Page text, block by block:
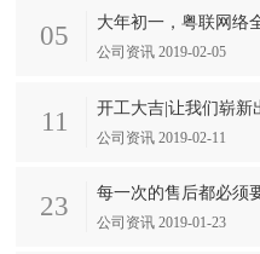
05 大年初一，粤联网络
公司资讯 2019-02-05
11 开工大吉|让我们崭新
公司资讯 2019-02-11
23 每一次的售后都必须
公司资讯 2019-01-23